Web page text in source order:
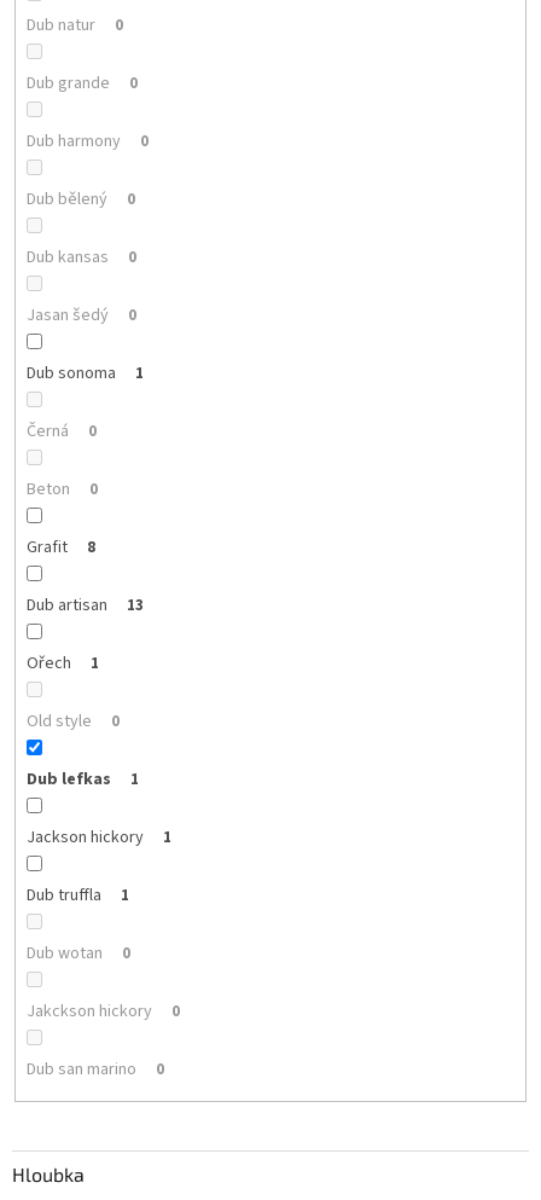
Dub natur 0
Dub grande 0
Dub harmony 0
Dub bělený 0
Dub kansas 0
Jasan šedý 0
Dub sonoma 1
Černá 0
Beton 0
Grafit 8
Dub artisan 13
Ořech 1
Old style 0
Dub lefkas 1
Jackson hickory 1
Dub truffla 1
Dub wotan 0
Jakckson hickory 0
Dub san marino 0
Hloubka